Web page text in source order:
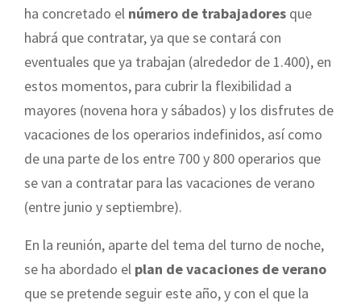
ha concretado el número de trabajadores que
habrá que contratar, ya que se contará con
eventuales que ya trabajan (alrededor de 1.400), en
estos momentos, para cubrir la flexibilidad a
mayores (novena hora y sábados) y los disfrutes de
vacaciones de los operarios indefinidos, así como
de una parte de los entre 700 y 800 operarios que
se van a contratar para las vacaciones de verano
(entre junio y septiembre).
En la reunión, aparte del tema del turno de noche,
se ha abordado el plan de vacaciones de verano
que se pretende seguir este año, y con el que la